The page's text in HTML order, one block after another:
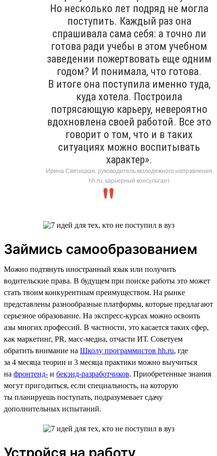
Но несколько лет подряд не могла
поступить. Каждый раз она
спрашивала сама себя: а точно ли
готова ради учебы в этом учебном
заведении пожертвовать еще одним
годом? И понимала, что готова.
В итоге она поступила именно туда,
куда хотела. Построила
потрясающую карьеру, невероятно
вдохновлена своей работой. Все это
говорит о том, что и в таких
ситуациях можно воспитывать
характер».
Ирина Святицкая, руководитель молодежного направления
hh.ru, карьерный консультант
Займись самообразованием
Можно подтянуть иностранный язык или получить
водительские права. В будущем при поиске работы это может
стать твоим конкурентным преимуществом. На рынке
представлены разнообразные платформы, которые предлагают
серьезное образование. На экспресс-курсах можно освоить
азы многих профессий. В частности, это касается таких сфер,
как маркетинг, PR, масс-медиа, отчасти ИТ. Советуем
обратить внимание на Школу программистов hh.ru, где
за 4 месяца теории и 3 месяца практики можно выучиться
на фронтенд- и бекэнд-разработчиков. Приобретенные знания
могут пригодиться, если специальность, на которую
ты планируешь поступать, подразумевает сдачу
дополнительных испытаний.
Устройся на работу